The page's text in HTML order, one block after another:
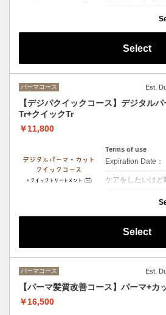
るお客様は選択
ます・髪の内側
リートメント艶
Select
パーマコース Est.
【デジパクイックコース】デジタル
Tr+クイックTr
￥11,800
Terms of use
Expiration Date：
ケアをしたいけ
るお客様は選択
ます・ダメージ
まりないお客様
Select
パーマコース Est.
【パーマ髪質改善コース】パーマ+
￥16,500